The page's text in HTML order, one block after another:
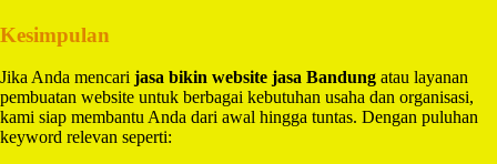
Kesimpulan
Jika Anda mencari jasa bikin website jasa Bandung atau layanan
pembuatan website untuk berbagai kebutuhan usaha dan organisasi,
kami siap membantu Anda dari awal hingga tuntas. Dengan puluhan
keyword relevan seperti: